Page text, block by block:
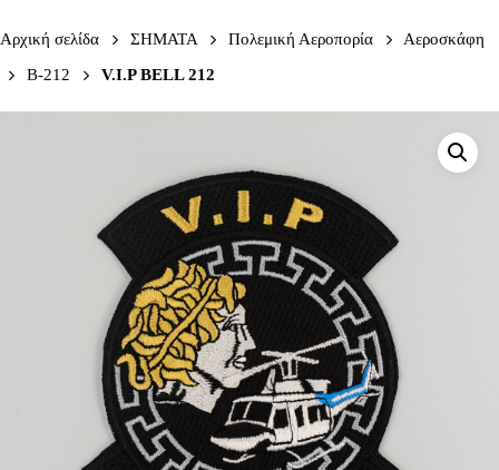
Αρχική σελίδα ΣΗΜΑΤΑ Πολεμική Αεροπορία
Αεροσκάφη
B-212
V.I.P BELL 212